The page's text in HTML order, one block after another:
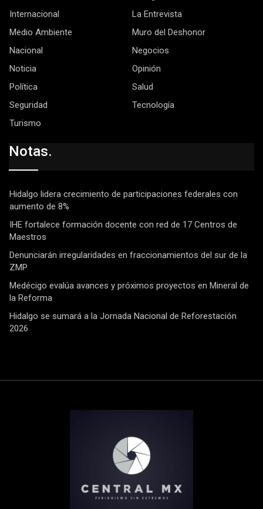
Internacional
La Entrevista
Medio Ambiente
Muro del Deshonor
Nacional
Negocios
Noticia
Opinión
Política
Salud
Seguridad
Tecnología
Turismo
Notas.
Hidalgo lidera crecimiento de participaciones federales con
aumento de 8%
IHE fortalece formación docente con red de 17 Centros de
Maestros
Denunciarán irregularidades en fraccionamientos del sur de la
ZMP
Medécigo evalúa avances y próximos proyectos en Mineral de
la Reforma
Hidalgo se sumará a la Jornada Nacional de Reforestación
2026